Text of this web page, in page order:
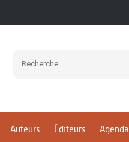
Auteurs Éditeurs Agenda